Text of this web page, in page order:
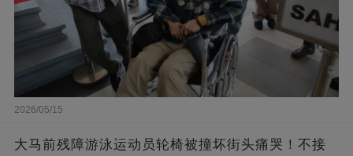
2026/05/15
大马前残障游泳运动员轮椅被撞坏街头痛哭！不接